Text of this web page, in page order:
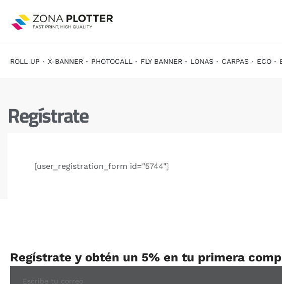
ROLL UP X-BANNER PHOTOCALL FLY BANNER LONAS CARPAS ECO
Regístrate
[user_registration_form id="5744"]
Regístrate y obtén un 5% en tu primera